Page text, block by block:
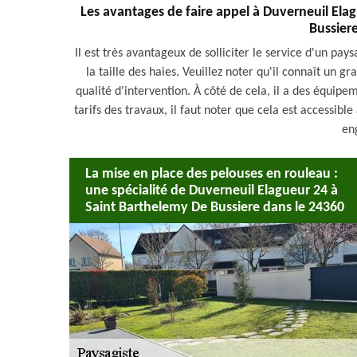
Les avantages de faire appel à Duverneuil
Il est très avantageux de solliciter le service d'un
la taille des haies. Veuillez noter qu'il connaît un
qualité d'intervention. À côté de cela, il a des
tarifs des travaux, il faut noter que cela est
La mise en place des pelouses en rouleau :
une spécialité de Duverneuil Elagueur 24 à
Saint Barthelemy De Bussiere dans le 24360